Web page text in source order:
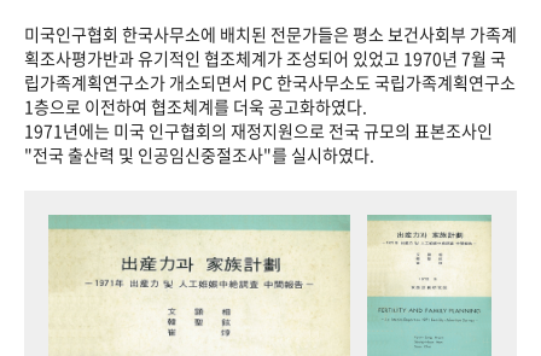
미국인구협회 한국사무소에 배치된 전문가들은 평소 보건사회부 가족계
획조사평가반과 유기적인 협조체계가 조성되어 있었고 1970년 7월 국
립가족계획연구소가 개소되면서 PC 한국사무소도 국립가족계획연구소
1층으로 이전하여 협조체계를 더욱 공고화하였다.
1971년에는 미국 인구협회의 재정지원으로 전국 규모의 표본조사인
"전국 출산력 및 인공임신중절조사"를 실시하였다.